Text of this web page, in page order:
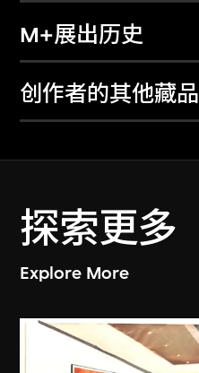
M+展出历史
创作者的其他藏品
探索更多
Explore More